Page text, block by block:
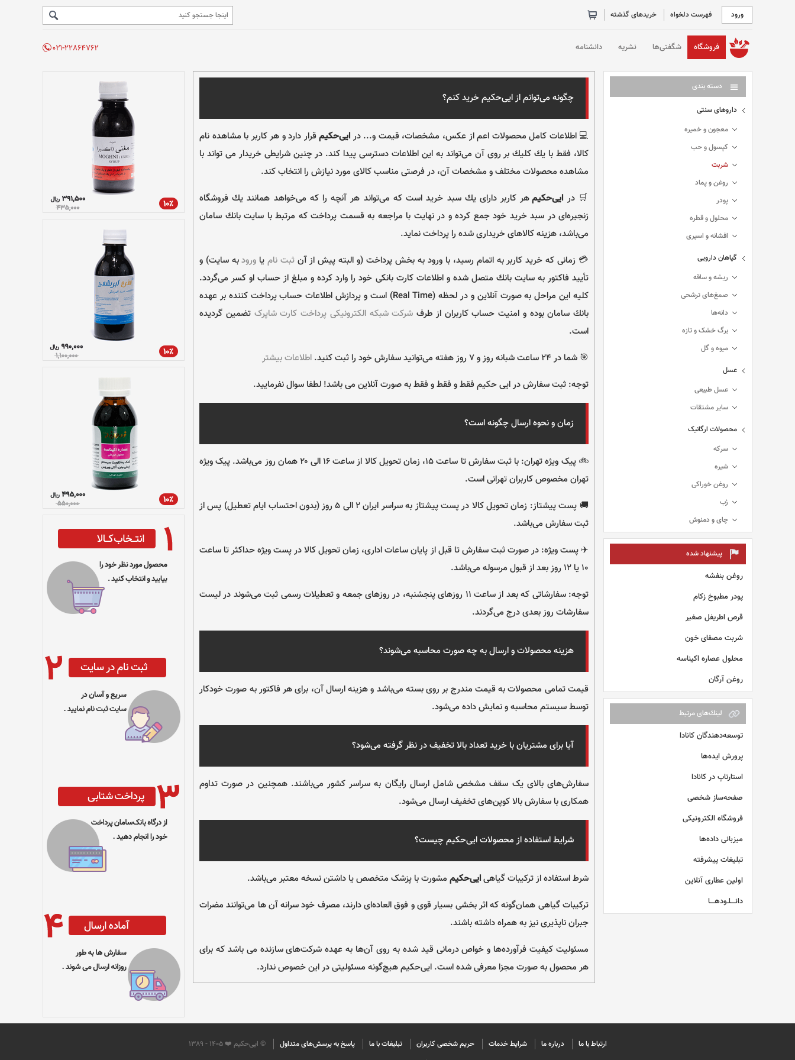
ورود فهرست دلخواه خریدهای گذشته
خانه فروشگاه شگفتی‌ها نشریه دانشنامه
دسته بندی
داروهای سنتی
معجون و خمیره
کپسول و حب
شربت
روغن و پماد
پودر
محلول و قطره
افشانه و اسپری
گیاهان دارویی
ریشه و ساقه
صمغ‌های ترشحی
دانه‌ها
برگ خشک و تازه
میوه و گل
عسل
عسل طبیعی
سایر مشتقات
محصولات ارگانیک
سرکه
شیره
روغن خوراکی
رُب
چای و دمنوش
پیشنهاد شده
روغن بنفشه
پودر مطبوخ زکام
قرص اطریفل صغیر
شربت مصفای خون
محلول عصاره اکیناسه
روغن آرگان
لينك‌های مرتبط
توسعه‌دهندگان کانادا
پرورش ایده‌ها
استارتاپ در کانادا
صفحه‌ساز شخصی
فروشگاه الکترونیکی
میزبانی داده‌ها
تبلیغات پیشرفته
اولین عطاری آنلاین
دانــــلـودهــــا
چگونه می‌توانم ازایی‌حکیمخرید کنم؟
💻 اطلاعات كامل محصولات اعم از عكس، مشخصات، قيمت و... در ایی‌حکیمقرار دارد و هر كاربر با مشاهده نام
كالا، فقط با يك كليك بر روی آن می‌تواند به اين اطلاعات دسترسی پيدا كند. در چنين شرايطی خريدار می تواند با
مشاهده محصولات مختلف و مشخصات آن، در فرصتی مناسب كالای مورد نيازش را انتخاب كند.
🛒 در ایی‌حکیمهر كاربر دارای يك سبد خريد است كه می‌تواند هر آنچه را كه می‌خواهد همانند يك فروشگاه
زنجيره‌ای در سبد خريد خود جمع كرده و در نهايت با مراجعه به قسمت پرداخت كه مرتبط با سايت بانك سامان
می‌باشد، هزينه كالاهای خريداری شده را پرداخت نمايد.
💳 زمانی كه خريد كاربر به اتمام رسيد، با ورود به بخش پرداخت (و البته پيش از آنثبت نام ياورودبه سايت) و
تأييد فاكتور به سايت بانك متصل شده و اطلاعات كارت بانكی خود را وارد كرده و مبلغ از حساب او كسر می‌گردد.
كليه اين مراحل به صورت آنلاين و در لحظه (Real Time) است و پردازش اطلاعات حساب پرداخت كننده بر عهده
بانك سامان بوده و امنيت حساب كاربران از طرف شرکت شبکه الکترونیکی پرداخت کارت شاپرک تضمين گرديده
است.
🎯 شما در ۲۴ ساعت شبانه روز و ۷ روز هفته می‌‏توانید سفارش خود را ثبت کنید.
اطلاعات بیشتر
توجه: ثبت سفارش در ایی حکیم فقط و فقط و فقط به صورت آنلاین می باشد! لطفا سوال نفرمایید.
زمان و نحوه ارسال چگونه است؟
🚲 پیک ویژه تهران: با ثبت سفارش تا ساعت ۱۵، زمان تحویل کالا از ساعت ۱۶ الی ۲۰ همان روز می‌باشد. پیک ویژه
تهران مخصوص کاربران تهرانی است.
🚚 پست پیشتاز: زمان تحویل کالا در پست پیشتاز به سراسر ایران ۲ الی ۵ روز (بدون احتساب ایام تعطیل) پس از
ثبت سفارش می‌باشد.
✈️ پست ویژه: در صورت ثبت سفارش تا قبل از پایان ساعات اداری، زمان تحویل کالا در پست ویژه حداکثر تا ساعت
۱۰ یا ۱۲ روز بعد از قبول مرسوله می‌باشد.
توجه: سفارشاتی كه بعد از ساعت ۱۱ روزهای پنجشنبه، در روزهای جمعه و تعطیلات رسمی ثبت می‌‌شوند در لیست
سفارشات روز بعدی درج می‌گردند.
هزینه محصولات و ارسال به چه صورت محاسبه می‌شوند؟
قیمت تمامی محصولات به قیمت مندرج بر روی بسته می‌باشد و هزینه ارسال آن، برای هر فاكتور به صورت خودکار
توسط سیستم محاسبه و نمایش داده می‌‌شود.
آیا برای مشتریان با خرید تعداد بالا تخفیف در نظر گرفته می‌شود؟
سفارش‌های بالای یک سقف مشخص شامل ارسال رایگان به سراسر کشور می‌باشند. همچنین در صورت تداوم
همکاری با سفارش بالا کوپن‌های تخفیف ارسال می‌شود.
شرایط استفاده از محصولاتایی‌حکیمچیست؟
شرط استفاده از ترکیبات گیاهیایی‌حکیم مشورت با پزشک متخصص یا داشتن نسخه معتبر می‌باشد.
ترکیبات گیاهی همان‌گونه که اثر بخشی بسیار قوی و فوق العاده‌ای دارند، مصرف خود سرانه آن ها می‌توانند مضرات
جبران ناپذیری نیز به همراه داشته باشند.
مسئولیت کیفیت فرآورده‌ها و خواص درمانی قید شده به روی آن‌ها به عهده شرکت‌های سازنده می باشد که برای
هر محصول به صورت مجزا معرفی شده است. ایی‌حکیم هیچ‌گونه مسئولیتی در این خصوص ندارد.
ارتباط با ما درباره ما شرایط خدمات حريم شخصی كاربران تبليغات با ما پاسخ به پرسش‌های متداول
© ایی‌حکیم ❤️ 1405 - 1389